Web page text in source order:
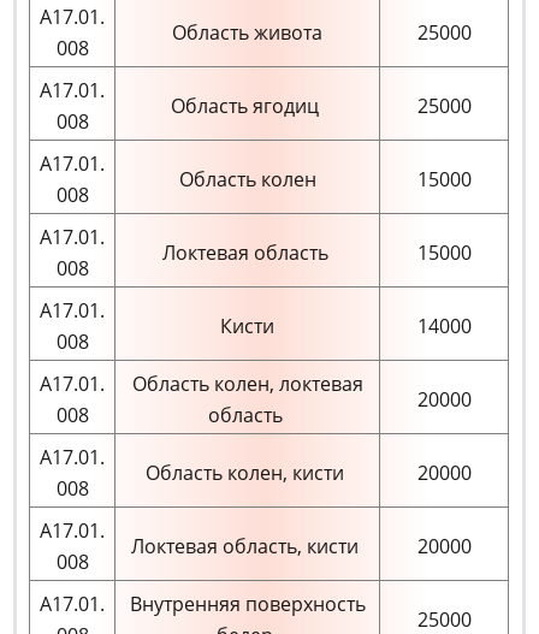
А17.01.
008
Область живота 25000
А17.01.
008
Область ягодиц 25000
А17.01.
008
Область колен 15000
А17.01.
008
Локтевая область 15000
А17.01.
008
Кисти 14000
А17.01.
008
Область колен, локтевая
область
20000
А17.01.
008
Область колен, кисти 20000
А17.01.
008
Локтевая область, кисти 20000
А17.01.
Внутренняя поверхность
25000